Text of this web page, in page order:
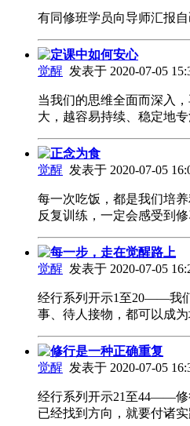
有同修班学员向导师汇报
定课中如何安心
觉醒 发表于 2020-07-05
当我们的思维全面而深入
大，越容易持续、稳定地
正念为食
觉醒 发表于 2020-07-05
每一次吃饭，都是我们培
反复训练，一定会感受到
每一步，走在觉醒路上
觉醒 发表于 2020-07-05
经行系列开示1至20——我
事、待人接物，都可以成
修行是一种正确重复
觉醒 发表于 2020-07-05
经行系列开示21至44——修
已经找到方向，就要付诸